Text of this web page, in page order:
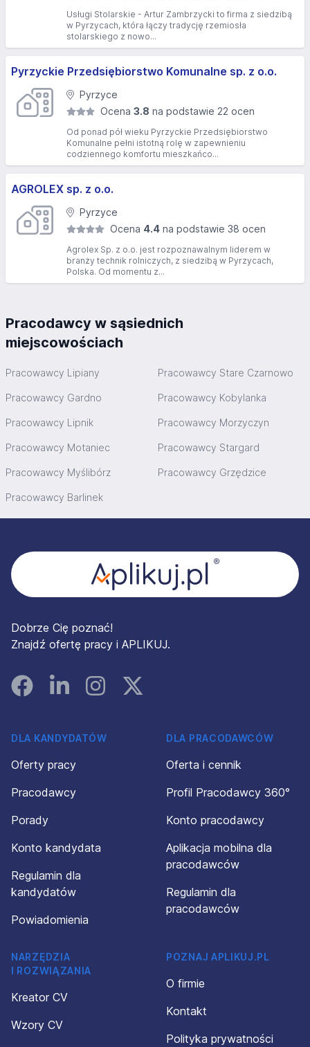
Usługi Stolarskie - Artur Zambrzycki to firma z siedzibą
w Pyrzycach, która łączy tradycję rzemiosła
stolarskiego z nowo...
Pyrzyckie Przedsiębiorstwo Komunalne sp. z o.o.
Pyrzyce
Ocena3.8 na podstawie 22 ocen
Od ponad pół wieku Pyrzyckie Przedsiębiorstwo
Komunalne pełni istotną rolę w zapewnieniu
codziennego komfortu mieszkańco...
AGROLEX sp. z o.o.
Pyrzyce
Ocena 4.4 na podstawie 38 ocen
Agrolex Sp. z o.o. jest rozpoznawalnym liderem w
branży technik rolniczych, z siedzibą w Pyrzycach,
Polska. Od momentu z...
Pracodawcy w sąsiednich
miejscowościach
Pracowawcy Lipiany Pracowawcy Stare Czarnowo
Pracowawcy Gardno Pracowawcy Kobylanka
Pracowawcy Lipnik Pracowawcy Morzyczyn
Pracowawcy Motaniec Pracowawcy Stargard
Pracowawcy Myślibórz Pracowawcy Grzędzice
Pracowawcy Barlinek
Dobrze Cię poznać!
Znajdź ofertę pracy i APLIKUJ.
FacebookLinked InInstagramInstagram
DLA KANDYDATÓW
Oferty pracy
Pracodawcy
Porady
Konto kandydata
Regulamin dla
kandydatów
Powiadomienia
DLA PRACODAWCÓW
Oferta i cennik
Profil Pracodawcy 360°
Konto pracodawcy
Aplikacja mobilna dla
pracodawców
Regulamin dla
pracodawców
NARZĘDZIA
I ROZWIĄZANIA
Kreator CV
Wzory CV
POZNAJ APLIKUJ.PL
O firmie
Kontakt
Polityka prywatności